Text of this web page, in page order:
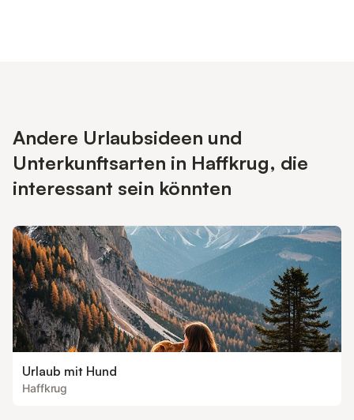
Andere Urlaubsideen und
Unterkunftsarten in Haffkrug, die
interessant sein könnten
Urlaub mit Hund
Haffkrug